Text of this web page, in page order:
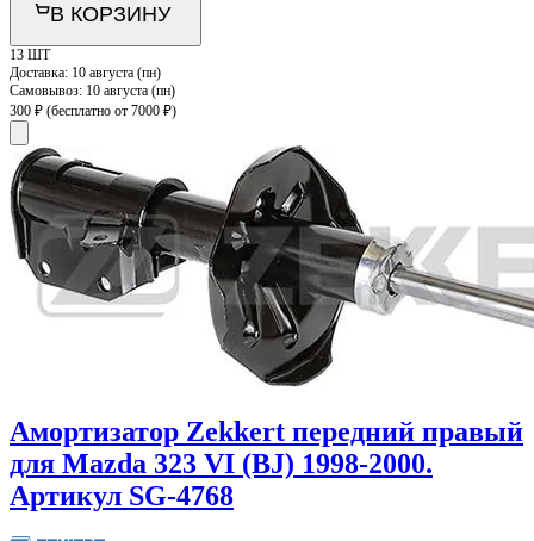
В КОРЗИНУ
13 ШТ
Доставка: 10 августа (пн)
Самовывоз: 10 августа (пн)
300 ₽ (бесплатно от 7000 ₽)
Амортизатор Zekkert передний правый
для Mazda 323 VI (BJ) 1998-2000.
Артикул SG-4768